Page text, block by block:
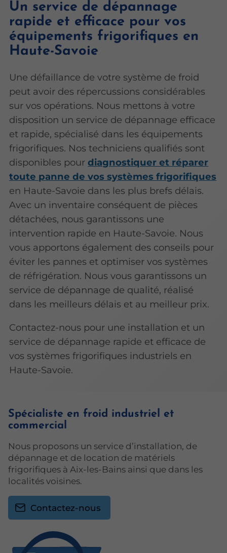
Un service de dépannage
rapide et efficace pour vos
équipements frigorifiques en
Haute-Savoie
Une défaillance de votre système de froid
peut avoir des répercussions considérables
sur vos opérations. Nous mettons à votre
disposition un service de dépannage efficace
et rapide, spécialisé dans les équipements
frigorifiques. Nos techniciens qualifiés sont
disponibles pourdiagnostiquer et réparer
toute panne de vos systèmes frigorifiques
en Haute-Savoie dans les plus brefs délais.
Avec un inventaire conséquent de pièces
détachées, nous garantissons une
intervention rapide en Haute-Savoie. Nous
vous apportons également des conseils pour
éviter les pannes et optimiser vos systèmes
de réfrigération. Nous vous garantissons un
service de dépannage de qualité, réalisé
dans les meilleurs délais et au meilleur prix.
Contactez-nous pour une installation et un
service de dépannage rapide et efficace de
vos systèmes frigorifiques industriels en
Haute-Savoie.
Spécialiste en froid industriel et
commercial
Nous proposons un service d’installation, de
dépannage et de location de matériels
frigorifiques à Aix-les-Bains ainsi que dans les
localités voisines.
Contactez-nous